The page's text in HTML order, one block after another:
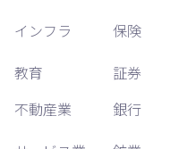
インフラ
教育
不動産業
保険
証券
銀行